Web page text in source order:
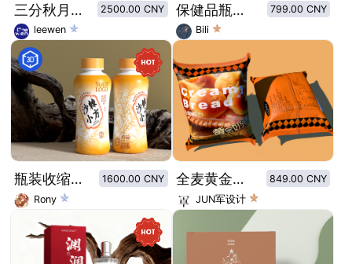
三分秋月中秋冰皮月饼礼盒包装设计 极简马卡龙长条月饼盒包装
2500.00 CNY
leewen
保健品瓶装包装设计
799.00 CNY
Bili
瓶装收缩膜沙棘汁儿包装设计
1600.00 CNY
Rony
全麦黄金奶香小面包
849.00 CNY
JUN军设计